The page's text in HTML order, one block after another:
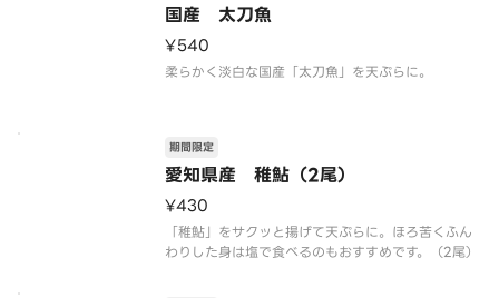
国産 太刀魚
¥540
柔らかく淡白な国産「太刀魚」を天ぷらに。
愛知県産 稚鮎（2尾）
期間限定
¥430
「稚鮎」をサクッと揚げて天ぷらに。ほろ苦くふん
わりした身は塩で食べるのもおすすめです。（2尾）